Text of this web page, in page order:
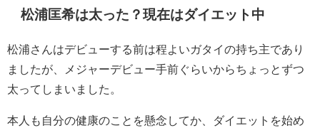
松浦 匡希は太った？現在はダイエット中
松浦さんはデビューする前は程よいガタイの持ち主であり
ましたが、メジャーデビュー手前ぐらいからちょっとずつ
太ってしまいました。
本人も自分の健康のことを懸念してか、ダイエットを始め